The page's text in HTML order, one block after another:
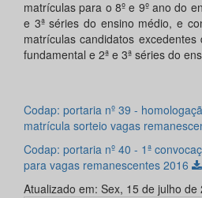
matrículas para o 8º e 9º ano do
e 3ª séries do ensino médio, e
matrículas candidatos
fundamental e 2ª e 3ª séries do
Codap: portaria nº 39 -
matrícula sorteio vagas
Codap: portaria nº 40 - 1ª
para vagas remanescentes 2016
Atualizado em: Sex, 15 de julho de